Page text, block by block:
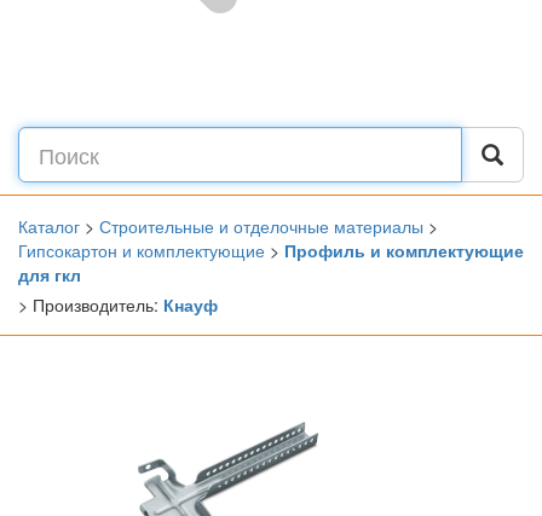
Каталог > Строительные и отделочные материалы >
Гипсокартон и комплектующие > Профиль и комплектующие
для гкл
> Производитель: Кнауф